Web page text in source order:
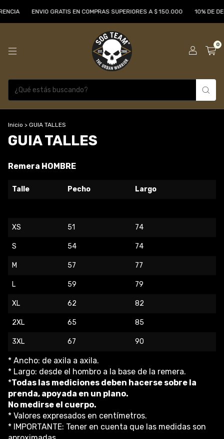
ENVIO GRATIS EN COMPRAS SUPERIORES A $ 150.000 10% DE
0
Inicio > GUIA TALLES
GUIA TALLES
Remera HOMBRE
Talle Pecho Largo
XS 51 74
S 54 74
M 57 77
L 59 79
XL 62 82
2XL 65 85
3XL 67 90
* Ancho: de axila a axila.
* Largo: desde el hombro a la base de la remera.
*Todas las mediciones deben hacerse sobre la
prenda, apoyada en un plano.
No medirse el cuerpo.
* Valores expresados en centímetros.
* IMPORTANTE: Tener en cuenta que las medidas son